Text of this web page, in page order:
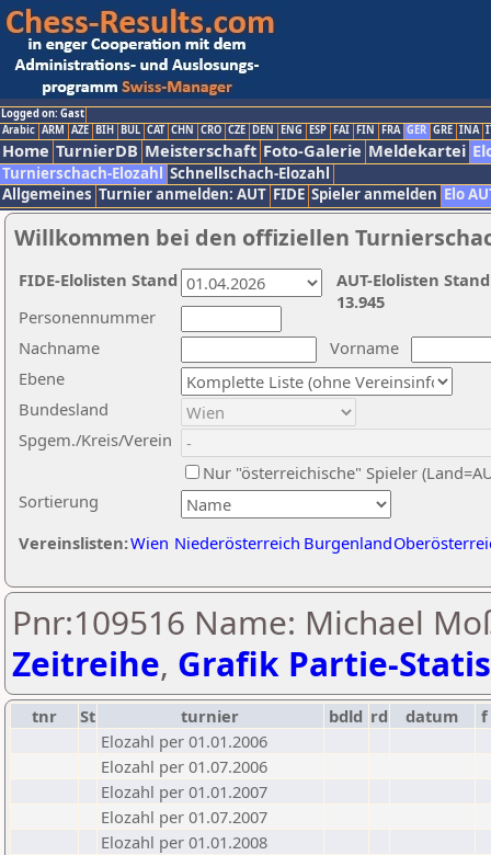
Logged on: Gast
Arabic ARM AZE BIH BUL CAT CHN CRO CZE DEN ENG ESP FAI FIN FRA GER GRE INA
Home TurnierDB Meisterschaft Foto-Galerie Meldekartei
Turnierschach-Elozahl Schnellschach-Elozahl
Allgemeines Turnier anmelden: AUT FIDE Spieler anmelden Elo
Willkommen bei den offiziellen
Nachname
Vorname
Ebene
Sortierung
Personennummer
Bundesland
Spgem./Kreis/Verein
Nur "österreichische" Spieler
Vereinslisten:Wien Niederösterreich Burgenland
AUT-Elolisten
13.945
FIDE-Elolisten Stand
Pnr:109516 Name: Michael
Zeitreihe, Grafik Partie-
tnr St turnier bdld rd datum
f
Elozahl per 01.01.2006
Elozahl per 01.07.2006
Elozahl per 01.01.2007
Elozahl per 01.07.2007
Elozahl per 01.01.2008